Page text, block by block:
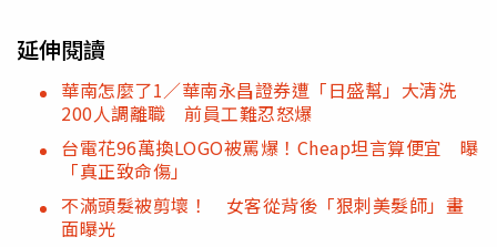
延伸閱讀
華南怎麼了1／華南永昌證券遭「日盛幫」大清洗
200人調離職 前員工難忍怒爆
台電花96萬換LOGO被罵爆！Cheap坦言算便宜 曝
「真正致命傷」
不滿頭髮被剪壞！ 女客從背後「狠刺美髮師」畫
面曝光